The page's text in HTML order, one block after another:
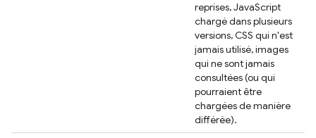
reprises, JavaScript
chargé dans plusieurs
versions, CSS qui n'est
jamais utilisé, images
qui ne sont jamais
consultées (ou qui
pourraient être
chargées de manière
différée).